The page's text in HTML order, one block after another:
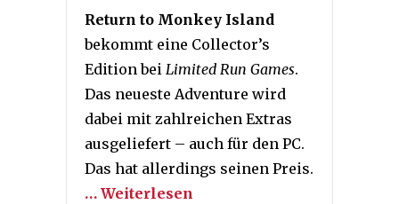
Return to Monkey Island
bekommt eine Collector’s
Edition bei Limited Run Games.
Das neueste Adventure wird
dabei mit zahlreichen Extras
ausgeliefert – auch für den PC.
Das hat allerdings seinen Preis.
… Weiterlesen